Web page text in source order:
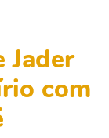
Jader
com